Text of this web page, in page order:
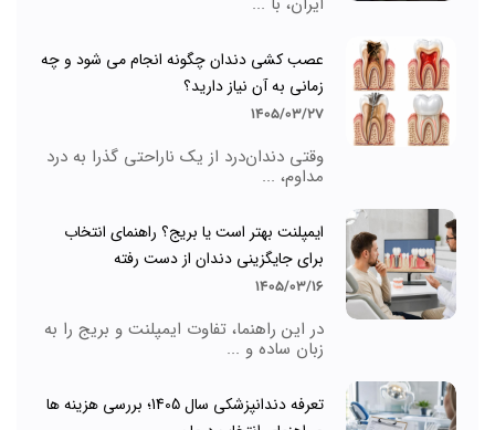
عصب کشی دندان چگونه انجام می شود و چه
زمانی به آن نیاز دارید؟
1405/03/27
وقتی دندان‌درد از یک ناراحتی گذرا به درد
مداوم، ...
ایمپلنت بهتر است یا بریج؟ راهنمای انتخاب
برای جایگزینی دندان از دست رفته
1405/03/16
در این راهنما، تفاوت ایمپلنت و بریج را به
زبان ساده و ...
تعرفه دندانپزشکی سال 1405؛ بررسی هزینه ها